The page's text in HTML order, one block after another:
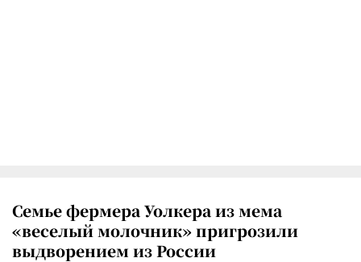
Семье фермера Уолкера из мема
«веселый молочник» пригрозили
выдворением из России